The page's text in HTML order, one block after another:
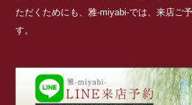
ただくためにも、雅-miyabi-では、来店ご
す。